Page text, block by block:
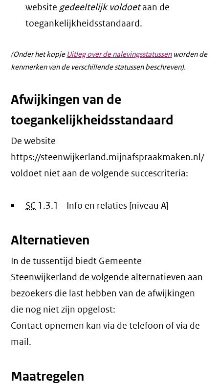
websitegedeeltelijk voldoetaan de
toegankelijkheidsstandaard.
(Onder het kopje Uitleg over de nalevingsstatussenworden de
kenmerken van de verschillende statussen beschreven).
Afwijkingen van de
toegankelijkheidsstandaard
De website
https://steenwijkerland.mijnafspraakmaken.nl/
voldoet niet aan de volgende succescriteria:
SC 1.3.1 - Info en relaties [niveau A]
Alternatieven
In de tussentijd biedt Gemeente
Steenwijkerland de volgende alternatieven aan
bezoekers die last hebben van de afwijkingen
die nog niet zijn opgelost:
Contact opnemen kan via de telefoon of via de
mail.
Maatregelen